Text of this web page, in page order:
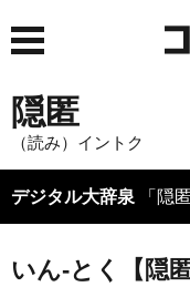
隠匿
（読み）イントク
デジタル大辞泉 「隠
いん‐とく【隠匿